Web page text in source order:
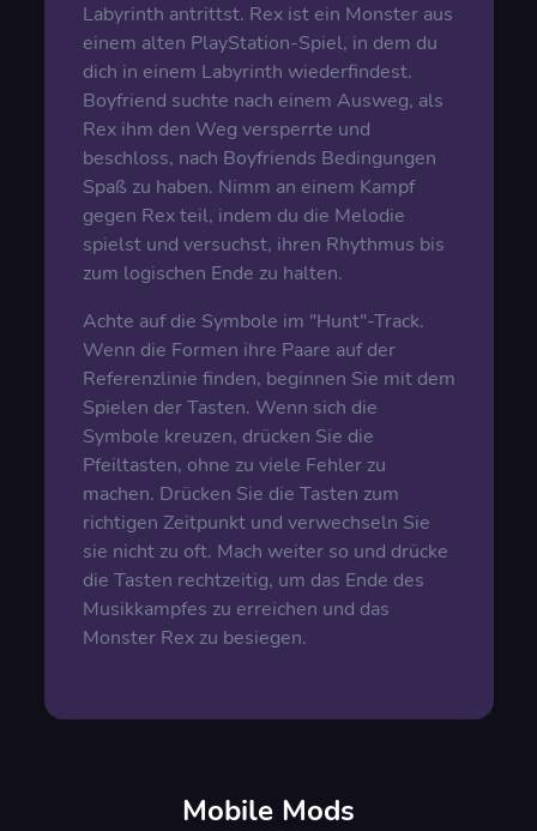
Labyrinth antrittst. Rex ist ein Monster aus
einem alten PlayStation-Spiel, in dem du
dich in einem Labyrinth wiederfindest.
Boyfriend suchte nach einem Ausweg, als
Rex ihm den Weg versperrte und
beschloss, nach Boyfriends Bedingungen
Spaß zu haben. Nimm an einem Kampf
gegen Rex teil, indem du die Melodie
spielst und versuchst, ihren Rhythmus bis
zum logischen Ende zu halten.
Achte auf die Symbole im "Hunt"-Track.
Wenn die Formen ihre Paare auf der
Referenzlinie finden, beginnen Sie mit dem
Spielen der Tasten. Wenn sich die
Symbole kreuzen, drücken Sie die
Pfeiltasten, ohne zu viele Fehler zu
machen. Drücken Sie die Tasten zum
richtigen Zeitpunkt und verwechseln Sie
sie nicht zu oft. Mach weiter so und drücke
die Tasten rechtzeitig, um das Ende des
Musikkampfes zu erreichen und das
Monster Rex zu besiegen.
Mobile Mods